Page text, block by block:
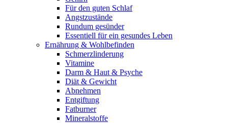
Für den guten Schlaf
Angstzustände
Rundum gesünder
Essentiell für ein gesundes Leben
Ernährung & Wohlbefinden
Schmerzlinderung
Vitamine
Darm & Haut & Psyche
Diät & Gewicht
Abnehmen
Entgiftung
Fatburner
Mineralstoffe